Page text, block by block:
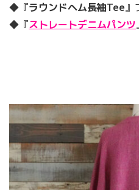
◆『ラウンドヘム長袖Tee』
◆『ストレートデニムパンツ